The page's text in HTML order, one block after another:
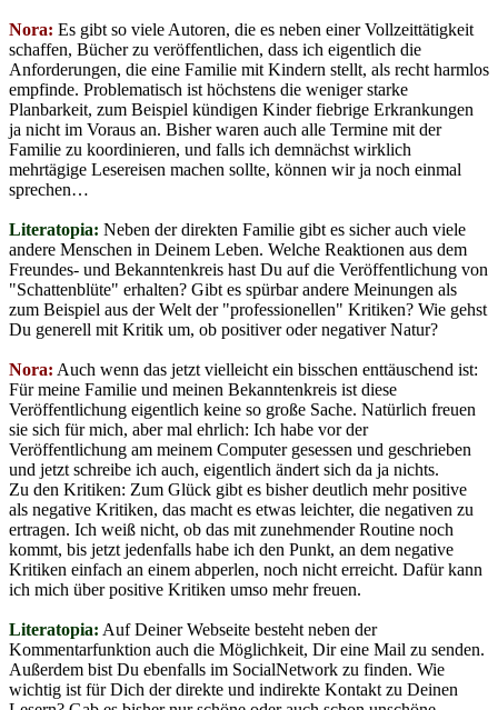
Nora: Es gibt so viele Autoren, die es neben einer Vollzeittätigkeit
schaffen, Bücher zu veröffentlichen, dass ich eigentlich die
Anforderungen, die eine Familie mit Kindern stellt, als recht harmlos
empfinde. Problematisch ist höchstens die weniger starke
Planbarkeit, zum Beispiel kündigen Kinder fiebrige Erkrankungen
ja nicht im Voraus an. Bisher waren auch alle Termine mit der
Familie zu koordinieren, und falls ich demnächst wirklich
mehrtägige Lesereisen machen sollte, können wir ja noch einmal
sprechen…
Literatopia: Neben der direkten Familie gibt es sicher auch viele
andere Menschen in Deinem Leben. Welche Reaktionen aus dem
Freundes- und Bekanntenkreis hast Du auf die Veröffentlichung von
"Schattenblüte" erhalten? Gibt es spürbar andere Meinungen als
zum Beispiel aus der Welt der "professionellen" Kritiken? Wie gehst
Du generell mit Kritik um, ob positiver oder negativer Natur?
Nora: Auch wenn das jetzt vielleicht ein bisschen enttäuschend ist:
Für meine Familie und meinen Bekanntenkreis ist diese
Veröffentlichung eigentlich keine so große Sache. Natürlich freuen
sie sich für mich, aber mal ehrlich: Ich habe vor der
Veröffentlichung am meinem Computer gesessen und geschrieben
und jetzt schreibe ich auch, eigentlich ändert sich da ja nichts.
Zu den Kritiken: Zum Glück gibt es bisher deutlich mehr positive
als negative Kritiken, das macht es etwas leichter, die negativen zu
ertragen. Ich weiß nicht, ob das mit zunehmender Routine noch
kommt, bis jetzt jedenfalls habe ich den Punkt, an dem negative
Kritiken einfach an einem abperlen, noch nicht erreicht. Dafür kann
ich mich über positive Kritiken umso mehr freuen.
Literatopia: Auf Deiner Webseite besteht neben der
Kommentarfunktion auch die Möglichkeit, Dir eine Mail zu senden.
Außerdem bist Du ebenfalls im SocialNetwork zu finden. Wie
wichtig ist für Dich der direkte und indirekte Kontakt zu Deinen